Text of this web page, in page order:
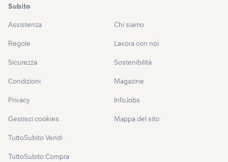
Subito
Assistenza
Regole
Sicurezza
Condizioni
Privacy
Gestisci cookies
TuttoSubito Vendi
TuttoSubito Compra
Chi siamo
Lavora con noi
Sostenibilità
Magazine
InfoJobs
Mappa del sito